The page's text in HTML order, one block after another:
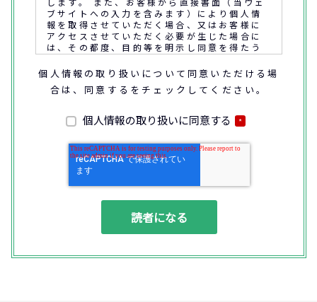
ブサイトへの入力を含みます）により個人情
報を取得させていただく場合、又はお客様に
アクセスさせていただく必要が生じた場合に
は、その都度、目的等を明示し同意を得たう
えで取得又はアクセスさせていただきます。
なお、通話内容の確認や応対品質の評価・研
客様との通話内容を書面、音声又は電子的方
法により記録させていただくことがありま
◆個人情報の利用目的
(1) お問い合わせいただいた内容やご相談に
行、その他業務上必要な事務連絡を行うため
(3) ご要望いただいた資料の発送や確認した
(4) ダイレクトメール、電子メール、電話等
個人情報の取り扱いについて同意いただける場
合は、同意するをチェックしてください。
個人情報の取り扱いに同意する *